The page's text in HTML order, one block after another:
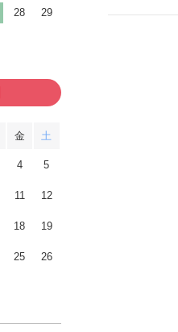
28 29
金 土
4 5
11 12
18 19
25 26